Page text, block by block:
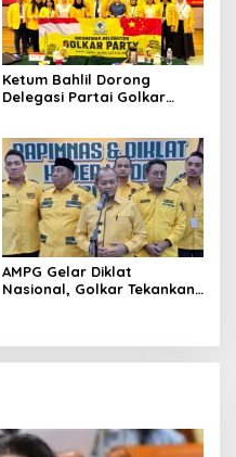
Ketum Bahlil Dorong
Delegasi Partai Golkar
Hingga Industrialisasi dari
China
AMPG Gelar Diklat
Nasional, Golkar Tekankan